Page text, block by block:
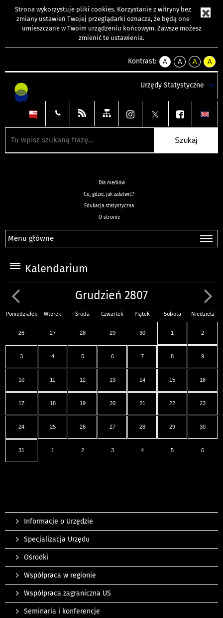
Strona wykorzystuje pliki cookies. Korzystanie z witryny bez
zmiany ustawień Twojej przeglądarki oznacza, że będą one
umieszczane w Twoim urządzeniu końcowym. Zawsze możesz
zmienić te ustawienia.
Kontrast:
A
kontrast
A
kontrast
tekst
czarnym
A
kontrast
tekst
czarnym
A
tekst
żółtym
Urzędy Statystyczne
Dla mediów
Co, gdzie, jak załatwić?
Edukacja statystyczna
O stronie
Menu główne
Kalendarium
Grudzień 2807
Poniedziałek Wtorek Środa Czwartek Piątek Sobota Niedziela
26 27 28 29 30 1 2
3 4 5 6 7 8 9
10 11 12 13 14 15 16
17 18 19 20 21 22 23
24 25 26 27 28 29 30
31 1 2 3 4 5 6
Informacje o Urzędzie
Specjalizacja Urzędu
Ośrodki
Współpraca w regionie
Współpraca zagraniczna US
Seminaria i konferencje